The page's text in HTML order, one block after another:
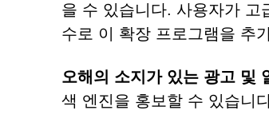
을 수 있습니다. 사용자가 고
수로 이 확장 프로그램을 추
오해의 소지가 있는 광고 및
색 엔진을 홍보할 수 있습니